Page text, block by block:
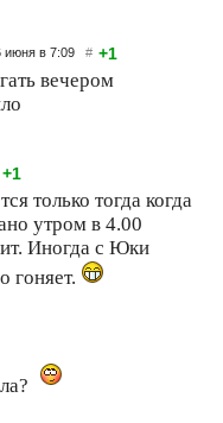
июня в 7:09 # +1
вечером
+1
только тогда когда
утром в 4.00
Иногда с Юки
гоняет.